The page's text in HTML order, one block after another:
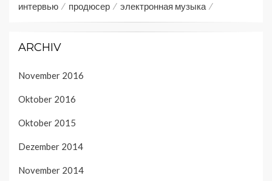
интервью
продюсер электронная музыка
ARCHIV
November 2016
Oktober 2016
Oktober 2015
Dezember 2014
November 2014